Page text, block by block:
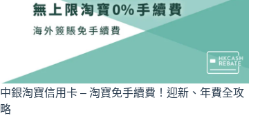
中銀淘寶信用卡 – 淘寶免手續費！迎新、年費全攻
略